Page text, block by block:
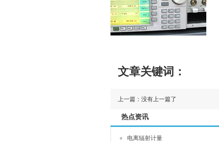
文章关键词：
上一篇：没有上一篇了
热点资讯
电离辐射计量